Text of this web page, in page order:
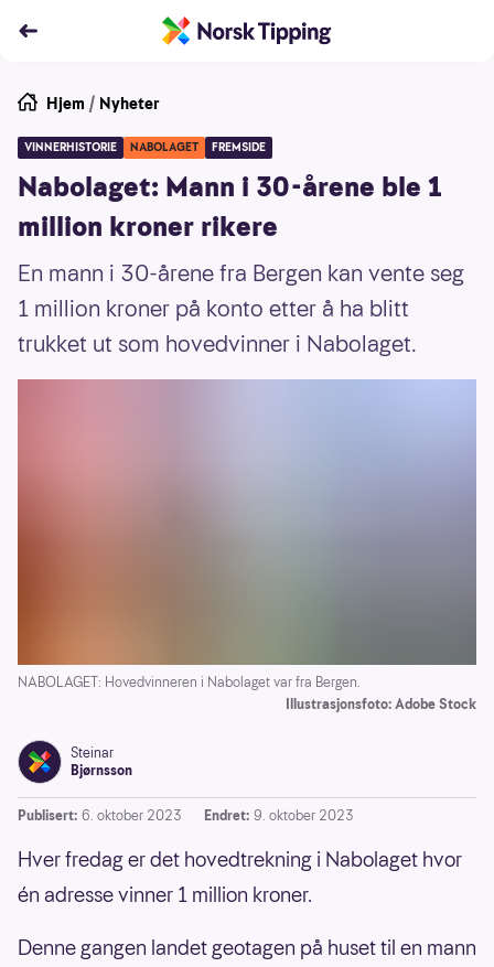
Hjem / Nyheter
VINNERHISTORIE NABOLAGET FREMSIDE
Nabolaget: Mann i 30-årene ble 1
million kroner rikere
En mann i 30-årene fra Bergen kan vente seg
1 million kroner på konto etter å ha blitt
trukket ut som hovedvinner i Nabolaget.
NABOLAGET: Hovedvinneren i Nabolaget var fra Bergen.
Illustrasjonsfoto: Adobe Stock
Steinar
Bjørnsson
Publisert: 6. oktober 2023 Endret: 9. oktober 2023
Hver fredag er det hovedtrekning i Nabolaget hvor
én adresse vinner 1 million kroner.
Denne gangen landet geotagen på huset til en mann